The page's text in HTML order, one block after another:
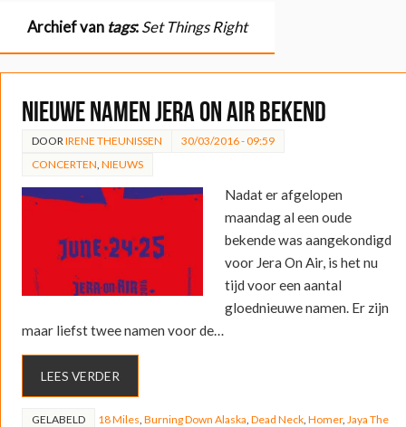
Archief van tags:Set Things Right
Nieuwe namen Jera On Air bekend
DOOR IRENE THEUNISSEN
30/03/2016 - 09:59
CONCERTEN NIEUWS
Nadat er afgelopen
maandag al een oude
bekende was aangekondigd
voor Jera On Air, is het nu
tijd voor een aantal
gloednieuwe namen. Er zijn
maar liefst twee namen voor de…
LEES VERDER
GELABELD 18 Miles Burning Down Alaska Dead Neck, Homer, Jaya The